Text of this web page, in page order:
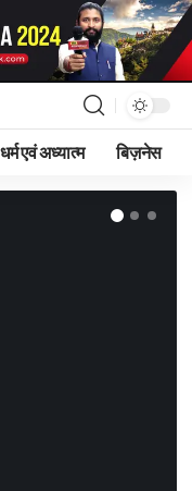
धर्म एवं अध्यात्म बिज़नेस